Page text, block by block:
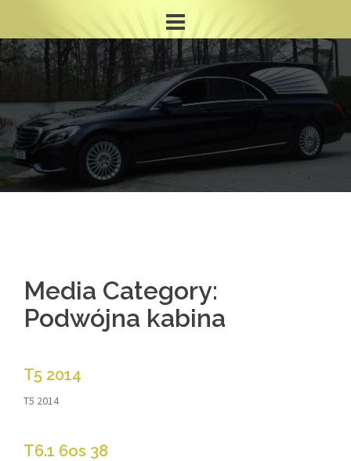
content
Media Category:
Podwójna kabina
T5 2014
T5 2014
T6.1 6os 38